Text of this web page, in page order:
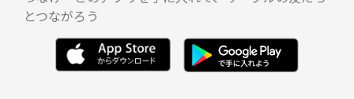
とつながろう